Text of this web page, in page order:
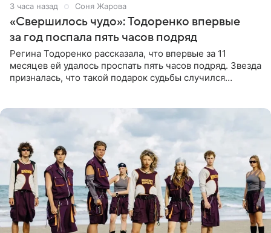
3 часа назад Соня Жарова
«Свершилось чудо»: Тодоренко впервые
за год поспала пять часов подряд
Регина Тодоренко рассказала, что впервые за 11
месяцев ей удалось проспать пять часов подряд. Звезда
призналась, что такой подарок судьбы случился